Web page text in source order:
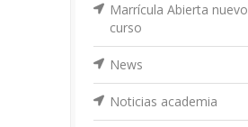
Marrícula Abierta nuevo
curso
News
Noticias academia